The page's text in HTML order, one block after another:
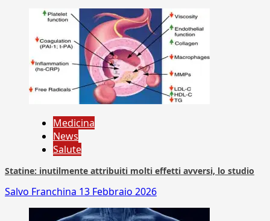
Medicina
News
Salute
Statine: inutilmente attribuiti molti effetti avversi, lo studio
Salvo Franchina 13 Febbraio 2026